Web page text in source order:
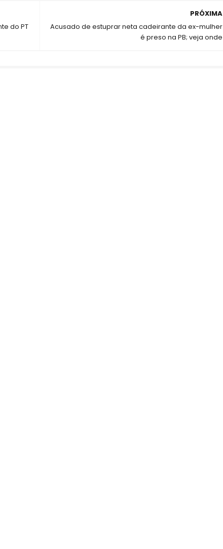
PRÓXIMA
Acusado de estuprar neta cadeirante da ex-mulher
é preso na PB; veja onde
do PT